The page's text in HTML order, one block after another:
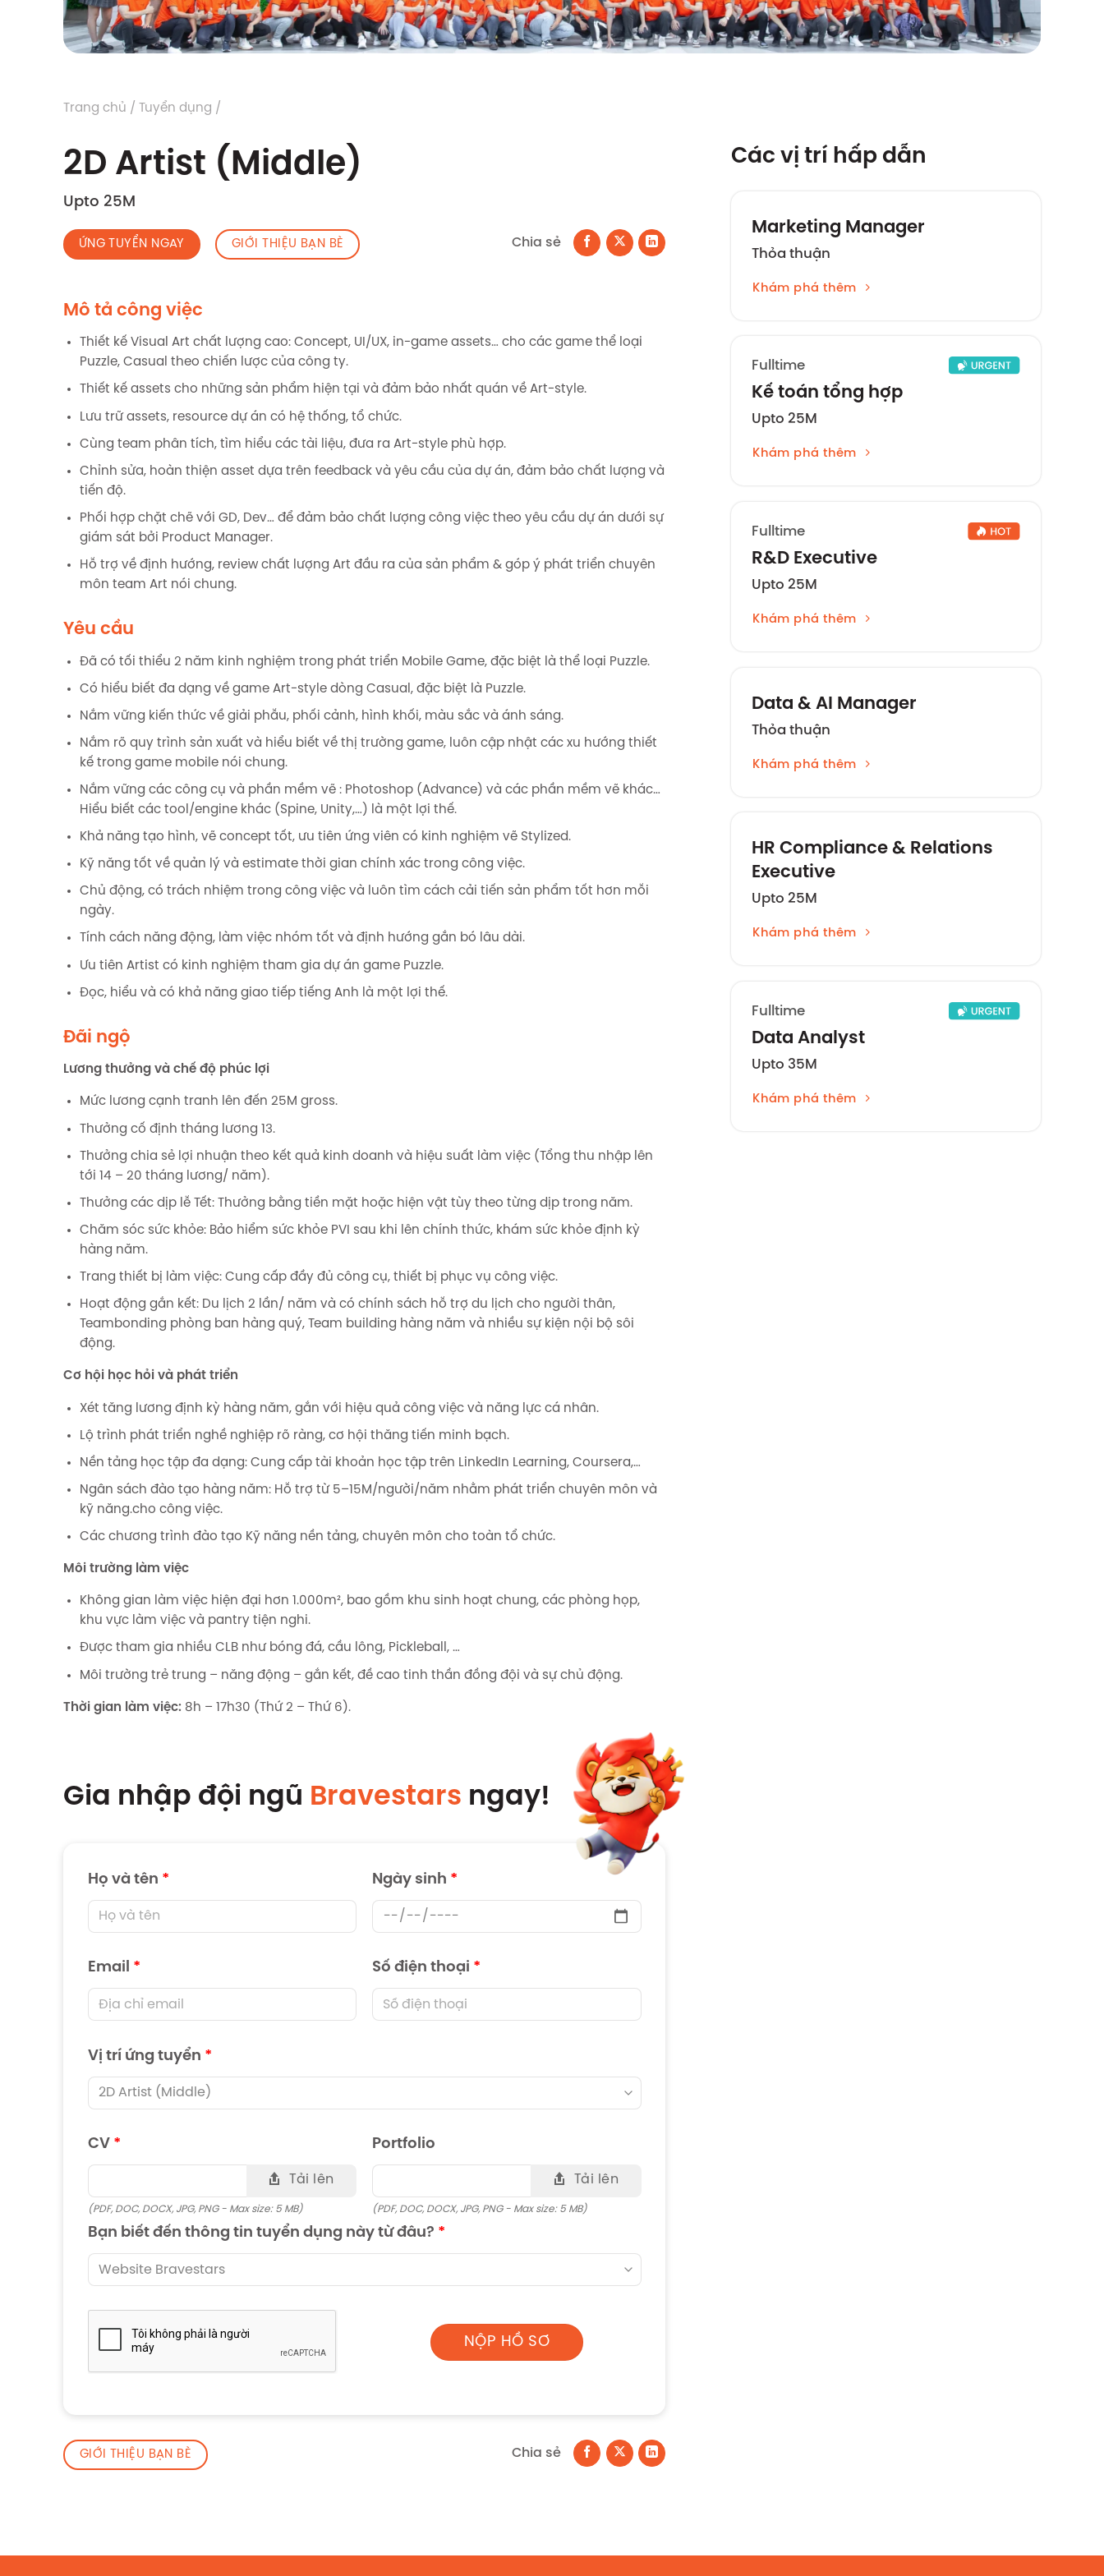
Trang chủ / Tuyển dụng /
2D Artist (Middle)
Upto 25M
ỨNG TUYỂN NGAY GIỚI THIỆU BẠN BÈ Chia sẻ
Mô tả công việc
Thiết kế Visual Art chất lượng cao: Concept, UI/UX, in-game assets… cho các game thể loại
Puzzle, Casual theo chiến lược của công ty.
Thiết kế assets cho những sản phẩm hiện tại và đảm bảo nhất quán về Art-style.
Lưu trữ assets, resource dự án có hệ thống, tổ chức.
Cùng team phân tích, tìm hiểu các tài liệu, đưa ra Art-style phù hợp.
Chỉnh sửa, hoàn thiện asset dựa trên feedback và yêu cầu của dự án, đảm bảo chất lượng và
tiến độ.
Phối hợp chặt chẽ với GD, Dev… để đảm bảo chất lượng công việc theo yêu cầu dự án dưới sự
giám sát bởi Product Manager.
Hỗ trợ về định hướng, review chất lượng Art đầu ra của sản phẩm & góp ý phát triển chuyên
môn team Art nói chung.
Yêu cầu
Đã có tối thiểu 2 năm kinh nghiệm trong phát triển Mobile Game, đặc biệt là thể loại Puzzle.
Có hiểu biết đa dạng về game Art-style dòng Casual, đặc biệt là Puzzle.
Nắm vững kiến thức về giải phẫu, phối cảnh, hình khối, màu sắc và ánh sáng.
Nắm rõ quy trình sản xuất và hiểu biết về thị trường game, luôn cập nhật các xu hướng thiết
kế trong game mobile nói chung.
Nắm vững các công cụ và phần mềm vẽ : Photoshop (Advance) và các phần mềm vẽ khác…
Hiểu biết các tool/engine khác (Spine, Unity,…) là một lợi thế.
Khả năng tạo hình, vẽ concept tốt, ưu tiên ứng viên có kinh nghiệm vẽ Stylized.
Kỹ năng tốt về quản lý và estimate thời gian chính xác trong công việc.
Chủ động, có trách nhiệm trong công việc và luôn tìm cách cải tiến sản phẩm tốt hơn mỗi
ngày.
Tính cách năng động, làm việc nhóm tốt và định hướng gắn bó lâu dài.
Ưu tiên Artist có kinh nghiệm tham gia dự án game Puzzle.
Đọc, hiểu và có khả năng giao tiếp tiếng Anh là một lợi thế.
Đãi ngộ
Lương thưởng và chế độ phúc lợi
Mức lương cạnh tranh lên đến 25M gross.
Thưởng cố định tháng lương 13.
Thưởng chia sẻ lợi nhuận theo kết quả kinh doanh và hiệu suất làm việc (Tổng thu nhập lên
tới 14 – 20 tháng lương/ năm).
Thưởng các dịp lễ Tết: Thưởng bằng tiền mặt hoặc hiện vật tùy theo từng dịp trong năm.
Chăm sóc sức khỏe: Bảo hiểm sức khỏe PVI sau khi lên chính thức, khám sức khỏe định kỳ
hàng năm.
Trang thiết bị làm việc: Cung cấp đầy đủ công cụ, thiết bị phục vụ công việc.
Hoạt động gắn kết: Du lịch 2 lần/ năm và có chính sách hỗ trợ du lịch cho người thân,
Teambonding phòng ban hàng quý, Team building hàng năm và nhiều sự kiện nội bộ sôi
động.
Cơ hội học hỏi và phát triển
Xét tăng lương định kỳ hàng năm, gắn với hiệu quả công việc và năng lực cá nhân.
Lộ trình phát triển nghề nghiệp rõ ràng, cơ hội thăng tiến minh bạch.
Nền tảng học tập đa dạng: Cung cấp tài khoản học tập trên LinkedIn Learning, Coursera,…
Ngân sách đào tạo hàng năm: Hỗ trợ từ 5–15M/người/năm nhằm phát triển chuyên môn và
kỹ năng.cho công việc.
Các chương trình đào tạo Kỹ năng nền tảng, chuyên môn cho toàn tổ chức.
Môi trường làm việc
Không gian làm việc hiện đại hơn 1.000m², bao gồm khu sinh hoạt chung, các phòng họp,
khu vực làm việc và pantry tiện nghi.
Được tham gia nhiều CLB như bóng đá, cầu lông, Pickleball, …
Môi trường trẻ trung – năng động – gắn kết, đề cao tinh thần đồng đội và sự chủ động.
Thời gian làm việc: 8h – 17h30 (Thứ 2 – Thứ 6).
Gia nhập đội ngũ Bravestars ngay!
Họ và tên * Ngày sinh *
Email * Số điện thoại *
Vị trí ứng tuyển *
CV *
Tải lên
(PDF, DOC, DOCX, JPG, PNG - Max size: 5 MB)
Portfolio
Tải lên
(PDF, DOC, DOCX, JPG, PNG - Max size: 5 MB)
Bạn biết đến thông tin tuyển dụng này từ đâu? *
GIỚI THIỆU BẠN BÈ Chia sẻ
Các vị trí hấp dẫn
Marketing Manager
Thỏa thuận
Khám phá thêm
Fulltime
Kế toán tổng hợp
Upto 25M
Khám phá thêm
Fulltime
R&D Executive
Upto 25M
Khám phá thêm
Data & AI Manager
Thỏa thuận
Khám phá thêm
HR Compliance & Relations
Executive
Upto 25M
Khám phá thêm
Fulltime
Data Analyst
Upto 35M
Khám phá thêm